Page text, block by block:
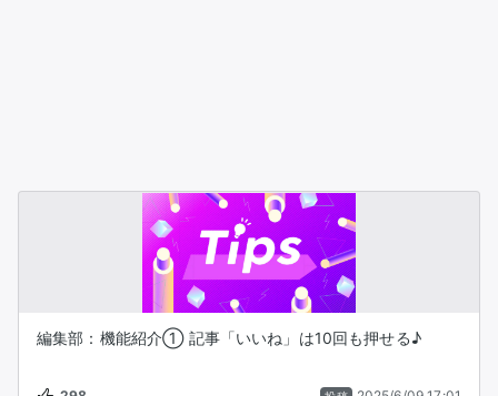
編集部：機能紹介① 記事「いいね」は10回も押せる♪